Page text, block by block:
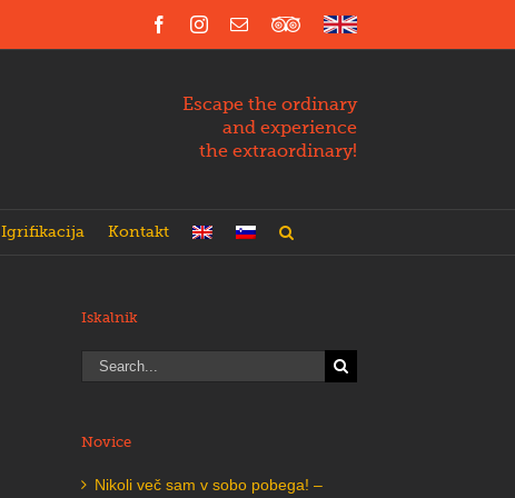
FacebookInstagram
Email
Trip
English
Escape the ordinary
and experience
the extraordinary!
Igrifikacija Kontakt
Iskalnik
Search
for:
Novice
Nikoli več sam v sobo pobega! –